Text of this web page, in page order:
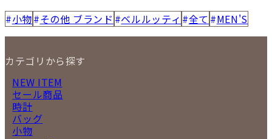
小物 その他 ブランド ベルルッティ 全て MEN'S
カテゴリから探す
NEW ITEM
セール商品
時計
バッグ
小物